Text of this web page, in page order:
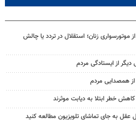
موتورسواری زنان؛ استقلال در تردد یا چالش
از ایستادگی مردم
از همصدایی مردم
خطر ابتلا به دیابت موثرند
به جای تماشای تلویزیون مطالعه کنید